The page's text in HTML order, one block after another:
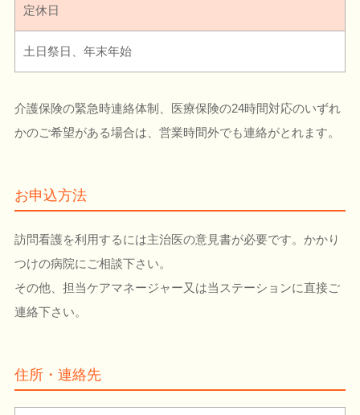
定休日
土日祭日、年末年始
介護保険の緊急時連絡体制、医療保険の24時間対応のいずれ
かのご希望がある場合は、営業時間外でも連絡がとれます。
お申込方法
訪問看護を利用するには主治医の意見書が必要です。かかり
つけの病院にご相談下さい。
その他、担当ケアマネージャー又は当ステーションに直接ご
連絡下さい。
住所・連絡先